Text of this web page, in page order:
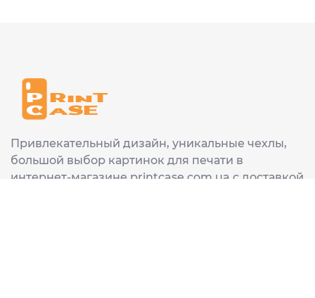
Привлекательный дизайн, уникальные чехлы,
большой выбор картинок для печати в
интернет-магазине printcase.com.ua с доставкой